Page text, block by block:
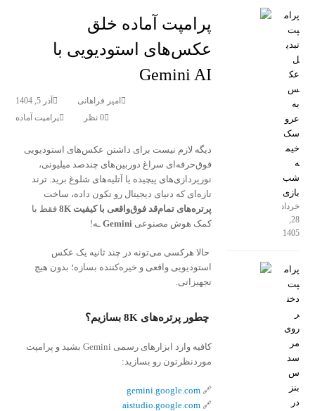
پرامپت آماده خلق
عکس‌های استودیویی با
Gemini AI
آذر 5, 1404
امیر فراهانی
پرامپت آماده
0 نظر
دیگه لازم نیست برای داشتن عکس‌های استودیویی
فوق‌حرفه‌ای سراغ دوربین‌های چندصد میلیونی،
نورپردازی‌های پیچیده یا آتلیه‌های شلوغ برید. ترند
تازه‌ای که دنیای دیجیتال رو تکون داده، ساخت
پرتره‌های تمام‌قد فوق‌واقعی با کیفیت 8K
فقط با
کمک هوش مصنوعیGemini ـه!
حالا هرکسی می‌تونه در چند ثانیه یک عکس
استودیویی واقعی و خیره‌کننده بسازه؛ بدون هیچ
تجهیزاتی.
چطور پرتره‌های 8K بسازیم؟
کافیه وارد ابزارهای رسمی Gemini بشید و پرامپت
موردنظرتون رو بسازید:
🔗
gemini.google.com
🔗
aistudio.google.com
پرام
پت
تبدی
ل
عک
س
به
عرو
سک
خیم
ه
شب
بازی
خرداد
28,
1405
پرام
پت
دخت
ر
روی
مر
سد
س
بنز
در